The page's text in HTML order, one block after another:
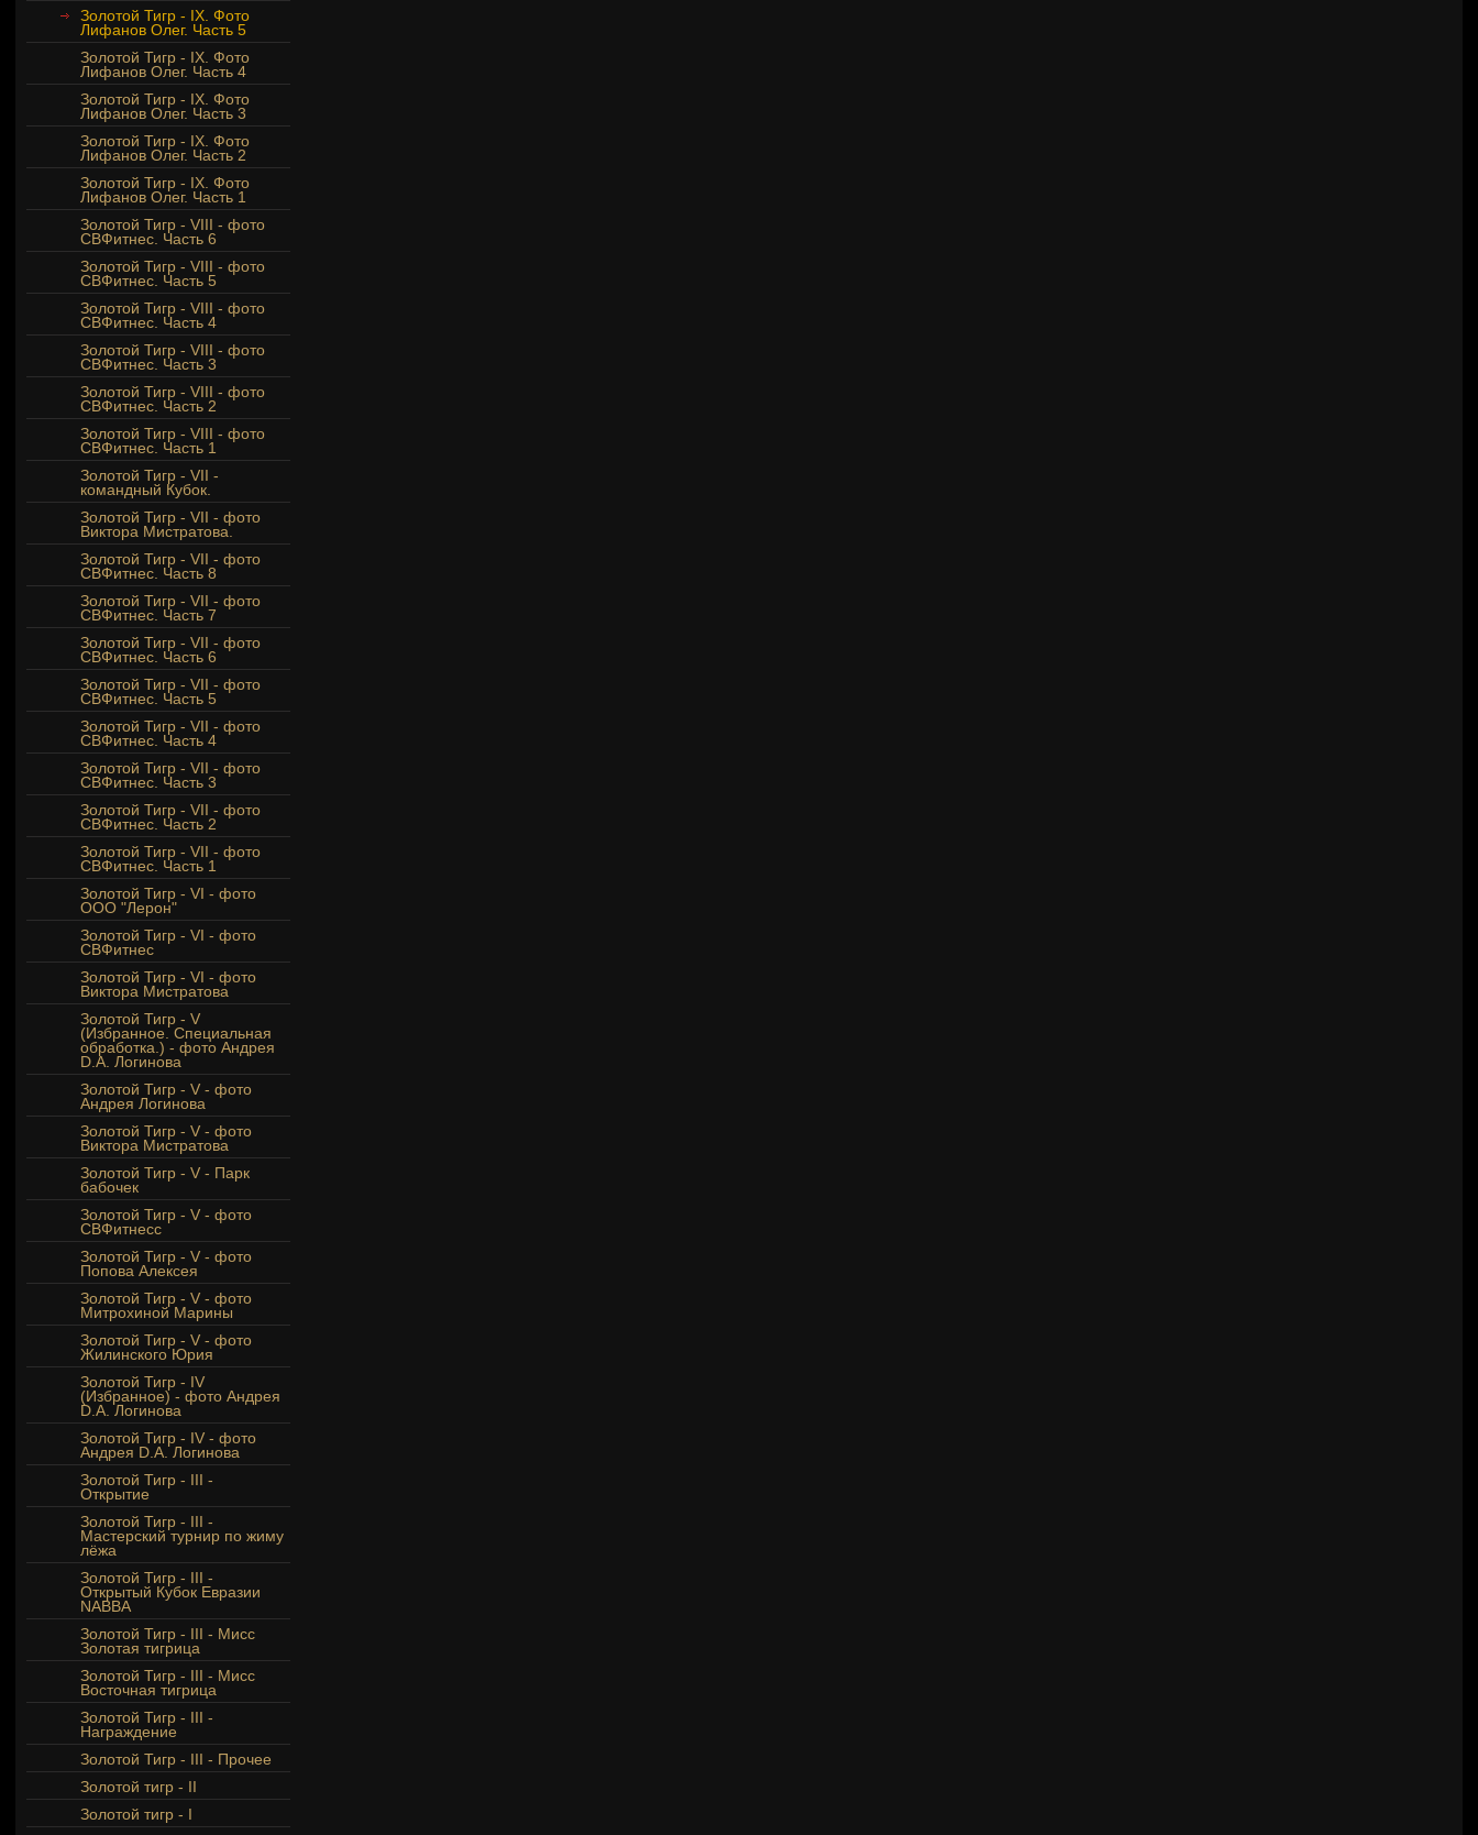
Золотой Тигр - IX. Фото
Лифанов Олег. Часть 5
Золотой Тигр - IX. Фото
Лифанов Олег. Часть 4
Золотой Тигр - IX. Фото
Лифанов Олег. Часть 3
Золотой Тигр - IX. Фото
Лифанов Олег. Часть 2
Золотой Тигр - IX. Фото
Лифанов Олег. Часть 1
Золотой Тигр - VIII - фото
СВФитнес. Часть 6
Золотой Тигр - VIII - фото
СВФитнес. Часть 5
Золотой Тигр - VIII - фото
СВФитнес. Часть 4
Золотой Тигр - VIII - фото
СВФитнес. Часть 3
Золотой Тигр - VIII - фото
СВФитнес. Часть 2
Золотой Тигр - VIII - фото
СВФитнес. Часть 1
Золотой Тигр - VII -
командный Кубок.
Золотой Тигр - VII - фото
Виктора Мистратова.
Золотой Тигр - VII - фото
СВФитнес. Часть 8
Золотой Тигр - VII - фото
СВФитнес. Часть 7
Золотой Тигр - VII - фото
СВФитнес. Часть 6
Золотой Тигр - VII - фото
СВФитнес. Часть 5
Золотой Тигр - VII - фото
СВФитнес. Часть 4
Золотой Тигр - VII - фото
СВФитнес. Часть 3
Золотой Тигр - VII - фото
СВФитнес. Часть 2
Золотой Тигр - VII - фото
СВФитнес. Часть 1
Золотой Тигр - VI - фото
ООО "Лерон"
Золотой Тигр - VI - фото
СВФитнес
Золотой Тигр - VI - фото
Виктора Мистратова
Золотой Тигр - V
(Избранное. Специальная
обработка.) - фото Андрея
D.A. Логинова
Золотой Тигр - V - фото
Андрея Логинова
Золотой Тигр - V - фото
Виктора Мистратова
Золотой Тигр - V - Парк
бабочек
Золотой Тигр - V - фото
СВФитнесс
Золотой Тигр - V - фото
Попова Алексея
Золотой Тигр - V - фото
Митрохиной Марины
Золотой Тигр - V - фото
Жилинского Юрия
Золотой Тигр - IV
(Избранное) - фото Андрея
D.A. Логинова
Золотой Тигр - IV - фото
Андрея D.A. Логинова
Золотой Тигр - III -
Открытие
Золотой Тигр - III -
Мастерский турнир по жиму
лёжа
Золотой Тигр - III -
Открытый Кубок Евразии
NABBA
Золотой Тигр - III - Мисс
Золотая тигрица
Золотой Тигр - III - Мисс
Восточная тигрица
Золотой Тигр - III -
Награждение
Золотой Тигр - III - Прочее
Золотой тигр - II
Золотой тигр - I